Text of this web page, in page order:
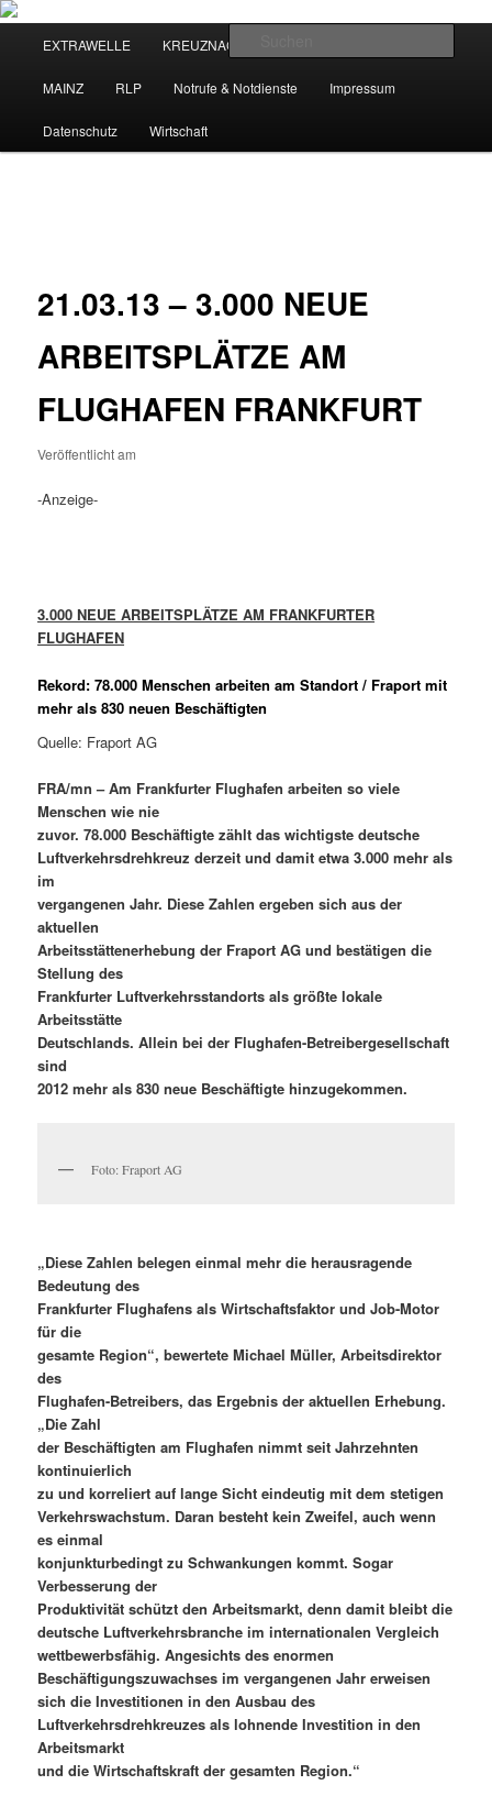
Zum
springenNEWSHOUSE.MEDIA
EXTRAWELLE KREUZNACH
MAINZ RLP Notrufe & Notdienste Impressum
Datenschutz Wirtschaft
21.03.13 – 3.000 NEUE
ARBEITSPLÄTZE AM
FLUGHAFEN FRANKFURT
Veröffentlicht am
-Anzeige-
3.000 NEUE ARBEITSPLÄTZE AM FRANKFURTER
FLUGHAFEN
Rekord: 78.000 Menschen arbeiten am Standort / Fraport mit
mehr als 830 neuen Beschäftigten
Quelle: Fraport AG
FRA/mn – Am Frankfurter Flughafen arbeiten so viele
Menschen wie nie
zuvor. 78.000 Beschäftigte zählt das wichtigste deutsche
Luftverkehrsdrehkreuz derzeit und damit etwa 3.000 mehr als
im
vergangenen Jahr. Diese Zahlen ergeben sich aus der
aktuellen
Arbeitsstättenerhebung der Fraport AG und bestätigen die
Stellung des
Frankfurter Luftverkehrsstandorts als größte lokale
Arbeitsstätte
Deutschlands. Allein bei der Flughafen-Betreibergesellschaft
sind
2012 mehr als 830 neue Beschäftigte hinzugekommen.
Foto: Fraport AG
„Diese Zahlen belegen einmal mehr die herausragende
Bedeutung des
Frankfurter Flughafens als Wirtschaftsfaktor und Job-Motor
für die
gesamte Region“, bewertete Michael Müller, Arbeitsdirektor
des
Flughafen-Betreibers, das Ergebnis der aktuellen Erhebung.
„Die Zahl
der Beschäftigten am Flughafen nimmt seit Jahrzehnten
kontinuierlich
zu und korreliert auf lange Sicht eindeutig mit dem stetigen
Verkehrswachstum. Daran besteht kein Zweifel, auch wenn
es einmal
konjunkturbedingt zu Schwankungen kommt. Sogar
Verbesserung der
Produktivität schützt den Arbeitsmarkt, denn damit bleibt die
deutsche Luftverkehrsbranche im internationalen Vergleich
wettbewerbsfähig. Angesichts des enormen
Beschäftigungszuwachses imvergangenen Jahr erweisen
sich die Investitionen in den Ausbau des
Luftverkehrsdrehkreuzes als lohnende Investition in den
Arbeitsmarkt
und die Wirtschaftskraft der gesamten Region.“